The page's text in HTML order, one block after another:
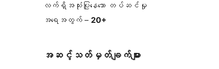
လက်ရှိအသုံးပြုနေသော တပ်ဆင်မှု
အရေအတွက် – 20+
အဆင့်သတ်မှတ်ချက်များ